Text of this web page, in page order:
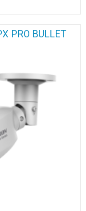
PRO BULLET